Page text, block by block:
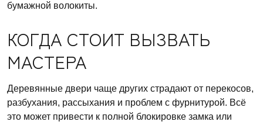
бумажной волокиты.
КОГДА СТОИТ ВЫЗВАТЬ
МАСТЕРА
Деревянные двери чаще других страдают от перекосов,
разбухания, рассыхания и проблем с фурнитурой. Всё
это может привести к полной блокировке замка или